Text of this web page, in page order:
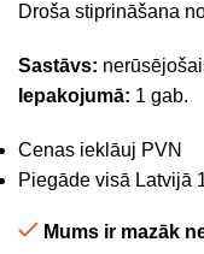
Droša stiprināšana
Sastāvs:
Iepakojumā: 1 gab.
Cenas ieklāuj PVN
Piegāde visā Latvijā
Mums ir mazāk